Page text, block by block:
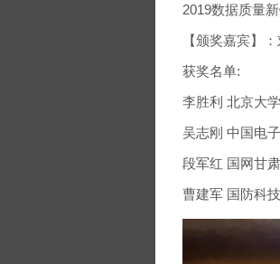
2019数据质量
【颁奖嘉宾】
获奖名单:
李胜利 北京大
吴志刚 中国电
段军红 国网甘
曹建军 国防科